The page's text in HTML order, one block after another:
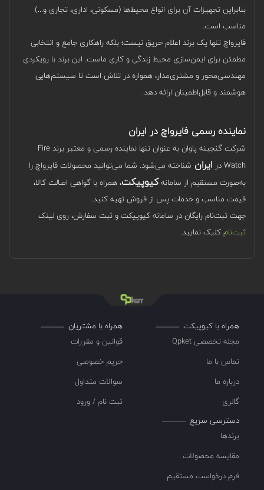
بنابراین تجهیزات آن برای انواع محیط‌ها (مسکونی، اداری، تجاری و...)
مناسب است.
فایرواچ تنها یک برند اعلام حریق نیست؛ بلکه راهکاری جامع و انتخابی
مطمئن برای ایمن‌‌سازی محیط زندگی و کاری ماست. این برند با رویکردی
مهندسی‌محور و مشتری‌مدار، همواره در تلاش است تا سیستم‌هایی
هوشمند و قابل‌اطمینان ارائه دهد.
نماینده رسمی فایرواچ در ایران
شرکت گنجینه پاوان به عنوان تنها نماینده رسمی و معتبر برند Fire
Watch در
ایران شناخته می‌شود. شما می‌توانید محصولات فایرواچ را
به‌صورت مستقیم از سامانهکیوپیکت، همراه با گواهی اصالت کالا،
قیمت مناسب و خدمات پس از فروش تهیه کنید.
جهت ثبت‌نام رایگان در سامانه کیوپیکت و ثبت سفارش، روی لینک
ثبت‌نامکلیک نمایید.
همراه با کیوپیکت
مجله تخصصی Qpket
تماس با ما
درباره ما
گالری
همراه با مشتریان
قوانین و مقررات
حریم خصوصی
سوالات متداول
ثبت نام / ورود
دسترسی سریع
برندها
مقایسه محصولات
فرم درخواست مستقیم